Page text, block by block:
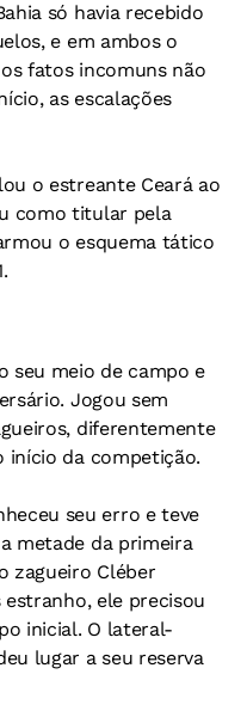
só havia recebido
e em ambos o
fatos incomuns não
as escalações
o estreante Ceará ao
como titular pela
o esquema tático
seu meio de campo e
Jogou sem
diferentemente
início da competição.
seu erro e teve
metade da primeira
zagueiro Cléber
estranho, ele precisou
inicial. O lateral-
lugar a seu reserva